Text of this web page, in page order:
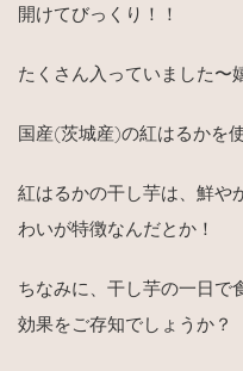
開けてびっくり！！
たくさん入っていました〜
国産(茨城産)の紅はるかを
紅はるかの干し芋は、鮮や
わいが特徴なんだとか！
ちなみに、干し芋の一日で
効果をご存知でしょうか？